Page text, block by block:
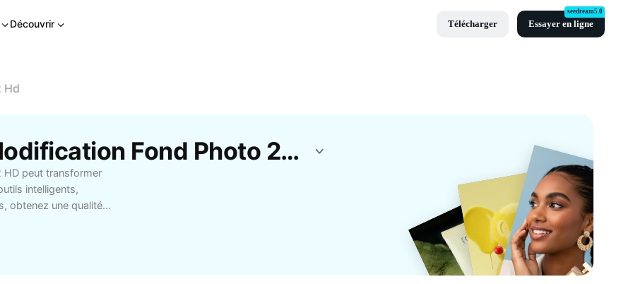
Découvrir Télécharger Essayer en ligne
seedream5.0
Hd
Modèles Gratuits De Modification Fond Photo 2022 Hd Par CapCut
peut transformer
intelligents,
obtenez une qualité
amateur, créateur de